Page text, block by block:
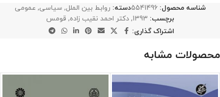
شناسه محصول:5541496دسته: روابط بین الملل, سیاسی, عمومی
برچسب: 1393
, دکتر احمد نقیب زاده, قومس
اشتراک گذاری:
محصولات مشابه